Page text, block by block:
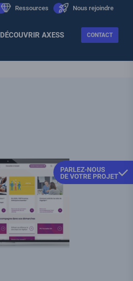
Ressources
icon Nous rejoindre
icon
DÉCOUVRIR AXESS CONTACT
PARLEZ-NOUS
DE VOTRE PROJET